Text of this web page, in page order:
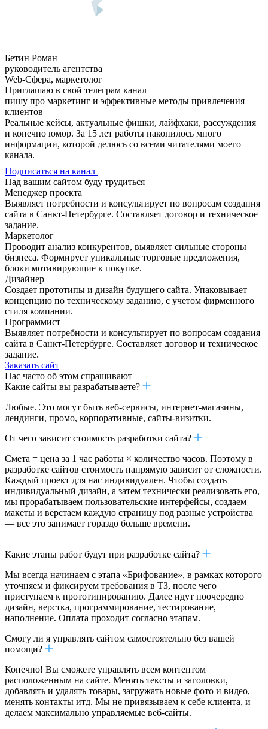
Бетин Роман
руководитель агентства
Web-Сфера, маркетолог
Приглашаю в свой телеграм канал
пишу про маркетинг и эффективные методы привлечения
клиентов
Реальные кейсы, актуальные фишки, лайфхаки, рассуждения
и конечно юмор. За 15 лет работы накопилось много
информации, которой делюсь со всеми читателями моего
канала.
Подписаться на канал
Над вашим сайтом буду трудиться
Менеджер проекта
Выявляет потребности и консультирует по вопросам создания
сайта в Санкт-Петербурге. Составляет договор и техническое
задание.
Маркетолог
Проводит анализ конкурентов, выявляет сильные стороны
бизнеса. Формирует уникальные торговые предложения,
блоки мотивирующие к покупке.
Дизайнер
Создает прототипы и дизайн будущего сайта. Упаковывает
концепцию по техническому заданию, с учетом фирменного
стиля компании.
Программист
Выявляет потребности и консультирует по вопросам создания
сайта в Санкт-Петербурге. Составляет договор и техническое
задание.
Заказать сайт
Нас часто об этом спрашивают
Какие сайты вы разрабатываете?
Любые. Это могут быть веб-сервисы, интернет-магазины,
лендинги, промо, корпоративные, сайты-визитки.
От чего зависит стоимость разработки сайта?
Смета = цена за 1 час работы × количество часов. Поэтому в
разработке сайтов стоимость напрямую зависит от сложности.
Каждый проект для нас индивидуален. Чтобы создать
индивидуальный дизайн, а затем технически реализовать его,
мы прорабатываем пользовательские интерфейсы, создаем
макеты и верстаем каждую страницу под разные устройства
— все это занимает гораздо больше времени.
Какие этапы работ будут при разработке сайта?
Мы всегда начинаем с этапа «Брифование», в рамках которого
уточняем и фиксируем требования в ТЗ, после чего
приступаем к прототипированию. Далее идут поочередно
дизайн, верстка, программирование, тестирование,
наполнение. Оплата проходит согласно этапам.
Смогу ли я управлять сайтом самостоятельно без вашей
помощи?
Конечно! Вы сможете управлять всем контентом
расположенным на сайте. Менять тексты и заголовки,
добавлять и удалять товары, загружать новые фото и видео,
менять контакты итд. Мы не привязываем к себе клиента, и
делаем максимально управляемые веб-сайты.